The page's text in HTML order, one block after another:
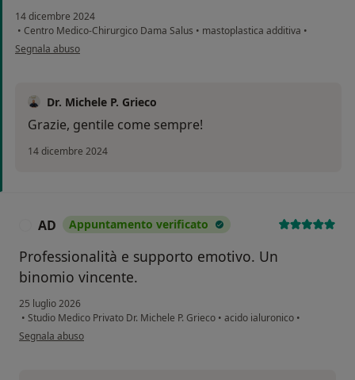
14 dicembre 2024
• Centro Medico-Chirurgico Dama Salus • mastoplastica additiva •
secondo l'opinione dell'utente Ale
Segnala abuso
Dr. Michele P. Grieco
Grazie, gentile come sempre!
14 dicembre 2024
AD Appuntamento verificato
Professionalità e supporto emotivo. Un
binomio vincente.
25 luglio 2026
• Studio Medico Privato Dr. Michele P. Grieco • acido ialuronico •
secondo l'opinione dell'utente AD
Segnala abuso